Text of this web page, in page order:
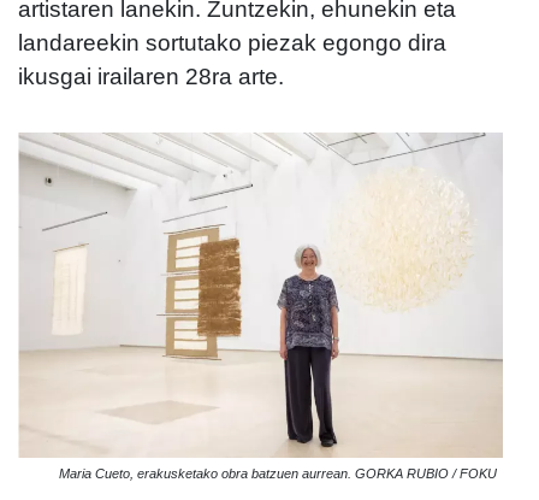
artistaren lanekin. Zuntzekin, ehunekin eta
landareekin sortutako piezak egongo dira
ikusgai irailaren 28ra arte.
Maria Cueto, erakusketako obra batzuen aurrean. GORKA RUBIO / FOKU